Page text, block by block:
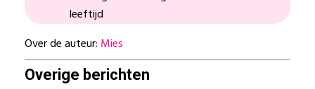
leeftijd
Over de auteur: Mies
Overige berichten